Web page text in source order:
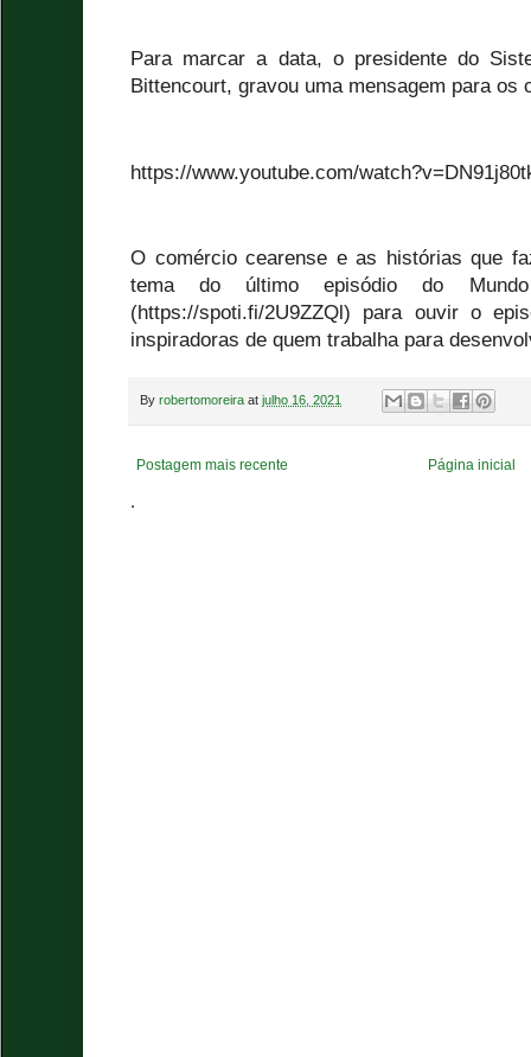
Para marcar a data, o presidente do
Bittencourt, gravou uma mensagem para os
https://www.youtube.com/
O comércio cearense e as histórias que
tema do último episódio do
(https://spoti.fi/2U9ZZQl) para ouvir o
inspiradoras de quem trabalha para
By robertomoreira at julho 16, 2021
Postagem mais recente Página inicial
.